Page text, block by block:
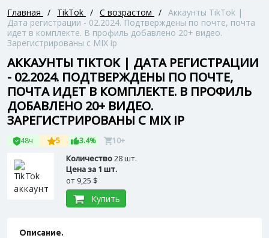
Главная / TikTok / С возрастом / Аккаунты TikTok |
Дата регистрации - 02.2024. Подтверждены по почте, почта
идет в комплекте. В профиль добавлено 20+ видео.
Зарегистрированы с MIX ip
АККАУНТЫ TIKTOK | ДАТА РЕГИСТРАЦИИ
- 02.2024. ПОДТВЕРЖДЕНЫ ПО ПОЧТЕ,
ПОЧТА ИДЕТ В КОМПЛЕКТЕ. В ПРОФИЛЬ
ДОБАВЛЕНО 20+ ВИДЕО.
ЗАРЕГИСТРИРОВАНЫ С MIX IP
48ч 5 3.4% 10+
Количество28 шт.
Цена за 1 шт.
от 9,25 $
Купить
Описание.